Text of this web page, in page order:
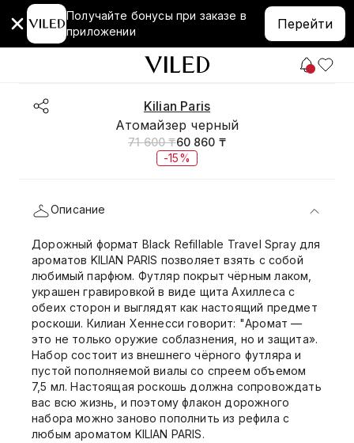
Получайте бонусы при заказе в
приложении
Перейти
Kilian Paris
Атомайзер черный
71 600 ₸60 860 ₸
-15%
Описание
Дорожный формат Black Refillable Travel Spray для
ароматов KILIAN PARIS позволяет взять с собой
любимый парфюм. Футляр покрыт чёрным лаком,
украшен гравировкой в виде щита Ахиллеса с
обеих сторон и выглядят как настоящий предмет
роскоши. Килиан Хеннесси говорит: "Аромат —
это не только оружие соблазнения, но и защита».
Набор состоит из внешнего чёрного футляра и
пустой пополняемой виалы со спреем объемом
7,5 мл. Настоящая роскошь должна сопровождать
вас всю жизнь, и поэтому флакон дорожного
набора можно заново пополнить из рефила с
любым ароматом KILIAN PARIS.